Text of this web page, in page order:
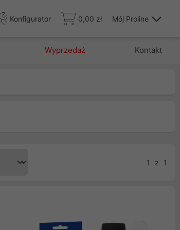
Konfigurator 0,00 zł Mój Proline
Wyprzedaż Kontakt
1 z 1